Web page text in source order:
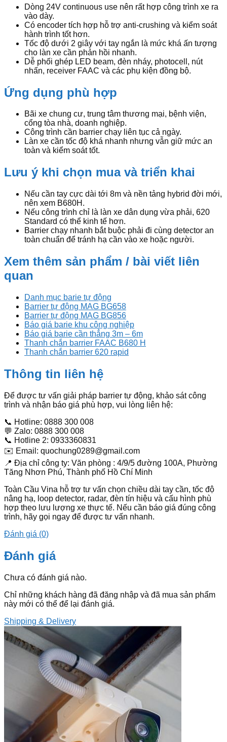
Dòng 24V continuous use nên rất hợp công trình xe ra
vào dày.
Có encoder tích hợp hỗ trợ anti-crushing và kiểm soát
hành trình tốt hơn.
Tốc độ dưới 2 giây với tay ngắn là mức khá ấn tượng
cho làn xe cần phản hồi nhanh.
Dễ phối ghép LED beam, đèn nháy, photocell, nút
nhấn, receiver FAAC và các phụ kiện đồng bộ.
Ứng dụng phù hợp
Bãi xe chung cư, trung tâm thương mại, bệnh viện,
cổng tòa nhà, doanh nghiệp.
Công trình cần barrier chạy liên tục cả ngày.
Làn xe cần tốc độ khá nhanh nhưng vẫn giữ mức an
toàn và kiểm soát tốt.
Lưu ý khi chọn mua và triển khai
Nếu cần tay cực dài tới 8m và nền tảng hybrid đời mới,
nên xem B680H.
Nếu công trình chỉ là làn xe dân dụng vừa phải, 620
Standard có thể kinh tế hơn.
Barrier chạy nhanh bắt buộc phải đi cùng detector an
toàn chuẩn để tránh hạ cần vào xe hoặc người.
Xem thêm sản phẩm / bài viết liên
quan
Danh mục barie tự động
Barrier tự động MAG BG658
Barrier tự động MAG BG856
Báo giá barie khu công nghiệp
Báo giá barie cần thẳng 3m – 6m
Thanh chắn barrier FAAC B680 H
Thanh chắn barrier 620 rapid
Thông tin liên hệ
Để được tư vấn giải pháp barrier tự động, khảo sát công
trình và nhận báo giá phù hợp, vui lòng liên hệ:
📞 Hotline: 0888 300 008
💬 Zalo: 0888 300 008
📞 Hotline 2: 0933360831
✉️ Email: quochung0289@gmail.com
📍 Địa chỉ công ty: Văn phòng : 4/9/5 đường 100A, Phường
Tăng Nhơn Phú, Thành phố Hồ Chí Minh
Toàn Cầu Vina hỗ trợ tư vấn chọn chiều dài tay cần, tốc độ
nâng hạ, loop detector, radar, đèn tín hiệu và cấu hình phù
hợp theo lưu lượng xe thực tế. Nếu cần báo giá đúng công
trình, hãy gọi ngay để được tư vấn nhanh.
Đánh giá (0)
Đánh giá
Chưa có đánh giá nào.
Chỉ những khách hàng đã đăng nhập và đã mua sản phẩm
này mới có thể để lại đánh giá.
Shipping & Delivery